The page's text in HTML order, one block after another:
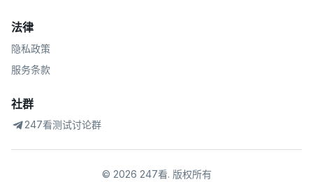
法律
隐私政策
服务条款
社群
247看测试讨论群
© 2026 247看. 版权所有